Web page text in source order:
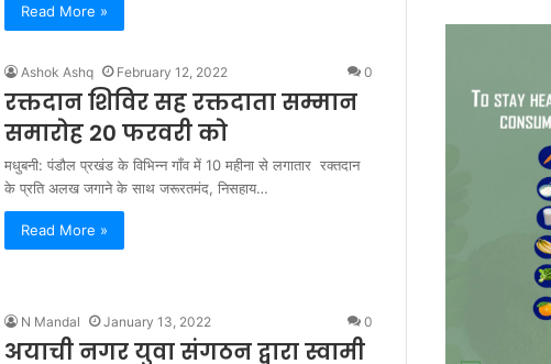
Read More »
Ashok Ashq February 12, 2022 0
रक्तदान शिविर सह रक्तदाता सम्मान
समारोह 20 फरवरी को
मधुबनी: पंडौल प्रखंड के विभिन्न गाँव में 10 महीना से लगातार रक्तदान
के प्रति अलख जगाने के साथ जरूरतमंद, निसहाय…
Read More »
N Mandal January 13, 2022 0
अयाची नगर युवा संगठन द्वारा स्वामी